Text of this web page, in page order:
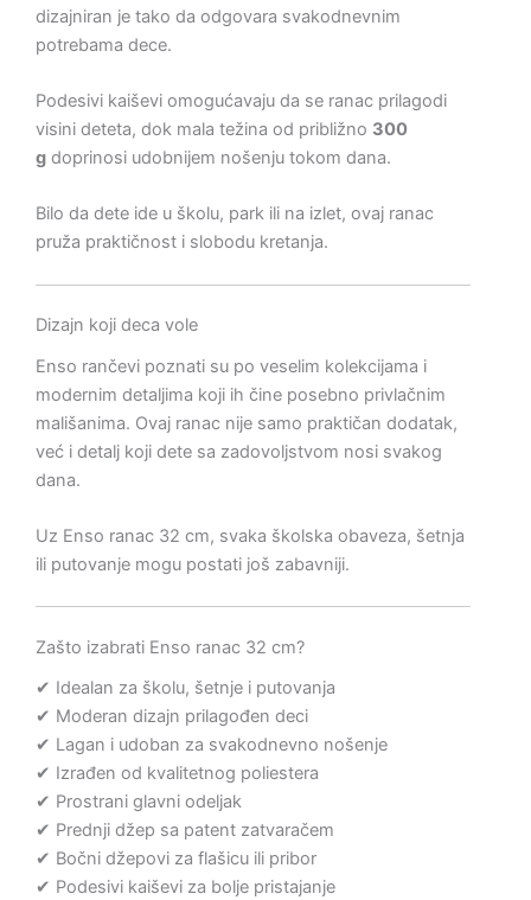
dizajniran je tako da odgovara svakodnevnim
potrebama dece.
Podesivi kaiševi omogućavaju da se ranac prilagodi
visini deteta, dok mala težina od približno 300
g doprinosi udobnijem nošenju tokom dana.
Bilo da dete ide u školu, park ili na izlet, ovaj ranac
pruža praktičnost i slobodu kretanja.
Dizajn koji deca vole
Enso rančevi poznati su po veselim kolekcijama i
modernim detaljima koji ih čine posebno privlačnim
mališanima. Ovaj ranac nije samo praktičan dodatak,
već i detalj koji dete sa zadovoljstvom nosi svakog
dana.
Uz Enso ranac 32 cm, svaka školska obaveza, šetnja
ili putovanje mogu postati još zabavniji.
Zašto izabrati Enso ranac 32 cm?
✔ Idealan za školu, šetnje i putovanja
✔ Moderan dizajn prilagođen deci
✔ Lagan i udoban za svakodnevno nošenje
✔ Izrađen od kvalitetnog poliestera
✔ Prostrani glavni odeljak
✔ Prednji džep sa patent zatvaračem
✔ Bočni džepovi za flašicu ili pribor
✔ Podesivi kaiševi za bolje pristajanje